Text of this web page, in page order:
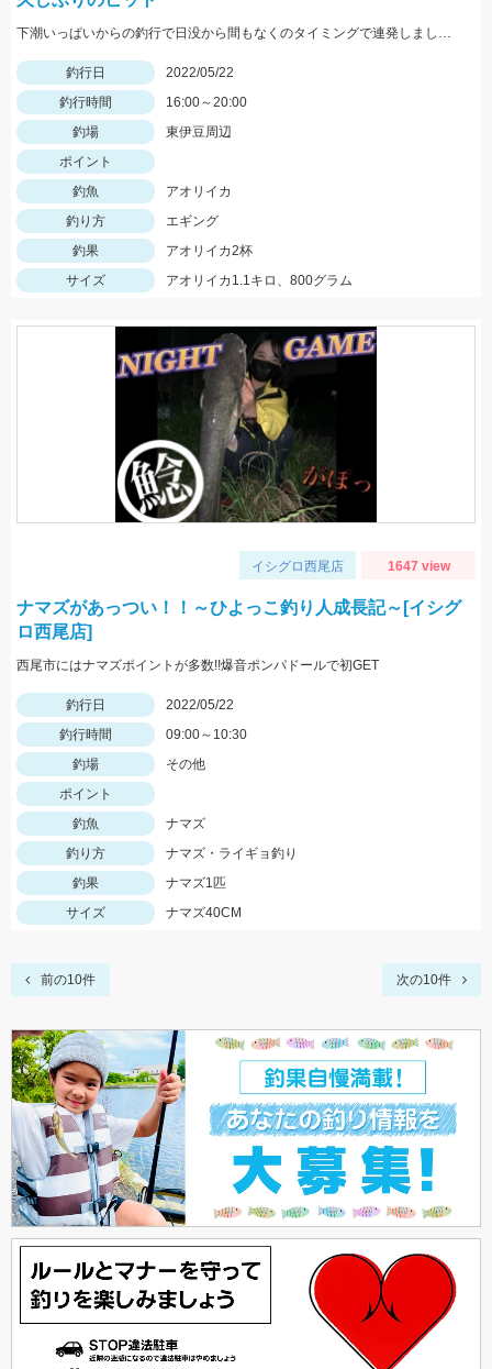
下潮いっぱいからの釣行で日没から間もなくのタイミングで連発しました。
釣行日
2022/05/22
釣行時間
16:00～20:00
釣場
東伊豆周辺
ポイント
釣魚
アオリイカ
釣り方
エギング
釣果
アオリイカ2杯
サイズ
アオリイカ1.1キロ、800グラム
イシグロ西尾店 1647 view
ナマズがあっつい！！～ひよっこ釣り人成長記～[イシグ
ロ西尾店]
西尾市にはナマズポイントが多数!!爆音ポンパドールで初GET
釣行日
2022/05/22
釣行時間
09:00～10:30
釣場
その他
ポイント
釣魚
ナマズ
釣り方
ナマズ・ライギョ釣り
釣果
ナマズ1匹
サイズ
ナマズ40CM
前の10件 次の10件